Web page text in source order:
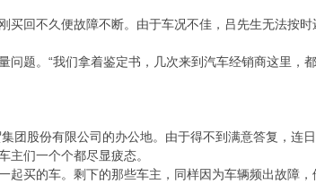
刚买回不久便故障不断。由于车况不佳，吕先生无法按
问题。“我们拿着鉴定书，几次来到汽车经销商这里，
股份有限公司的办公地。由于得不到满意答复，连
们一个个都尽显疲态。
的车。剩下的那些车主，同样因为车辆频出故障